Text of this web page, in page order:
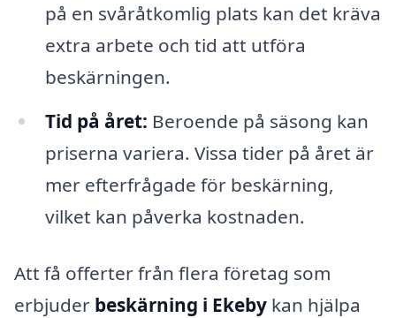
på en svåråtkomlig plats kan det kräva
extra arbete och tid att utföra
beskärningen.
Tid på året: Beroende på säsong kan
priserna variera. Vissa tider på året är
mer efterfrågade för beskärning,
vilket kan påverka kostnaden.
Att få offerter från flera företag som
erbjuder beskärning i Ekeby kan hjälpa